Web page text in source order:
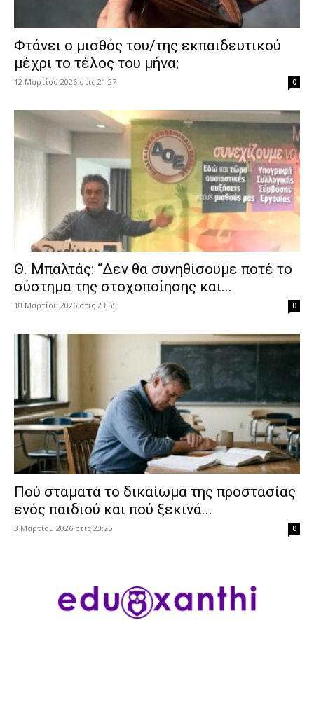
Φτάνει ο μισθός του/της εκπαιδευτικού
μέχρι το τέλος του μήνα;
12 Μαρτίου 2026 στις 21:27 0
Θ. Μπαλτάς: “Δεν θα συνηθίσουμε ποτέ το
σύστημα της στοχοποίησης και...
10 Μαρτίου 2026 στις 23:55 0
Πού σταματά το δικαίωμα της προστασίας
ενός παιδιού και πού ξεκινά...
3 Μαρτίου 2026 στις 23:25 0